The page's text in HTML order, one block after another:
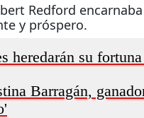
Redford
y próspero.
heredarán su
Barragán,